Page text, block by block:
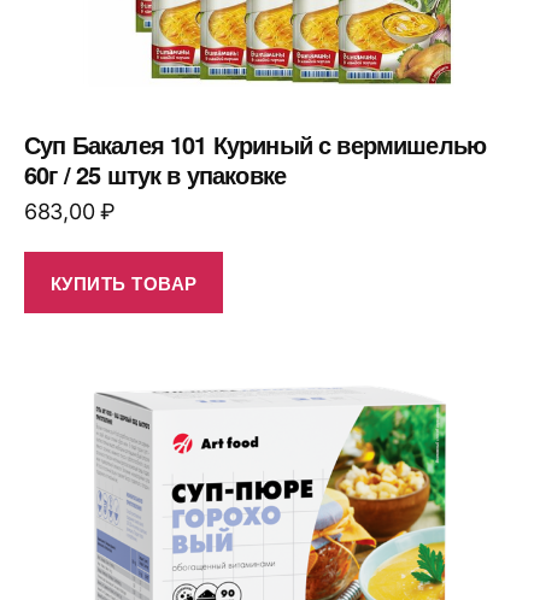
Суп Бакалея 101 Куриный с вермишелью
60г / 25 штук в упаковке
683,00₽
КУПИТЬ ТОВАР